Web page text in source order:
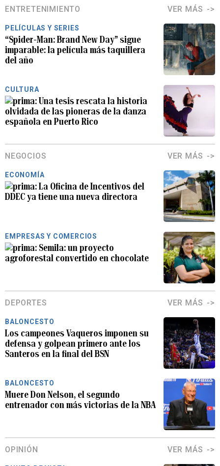
ENTRETENIMIENTO VER MÁS
PELÍCULAS Y SERIES
“Spider-Man: Brand New Day” sigue
imparable: la película más taquillera
del año
CULTURA
Una tesis rescata la historia
olvidada de las pioneras de la danza
española en Puerto Rico
NEGOCIOS VER MÁS
ECONOMÍA
La Oficina de Incentivos del
DDEC ya tiene una nueva directora
EMPRESAS Y COMERCIOS
Semila: un proyecto
agroforestal convertido en chocolate
DEPORTES VER MÁS
BALONCESTO
Los campeones Vaqueros imponen su
defensa y golpean primero ante los
Santeros en la final del BSN
BALONCESTO
Muere Don Nelson, el segundo
entrenador con más victorias de la NBA
OPINIÓN VER MÁS